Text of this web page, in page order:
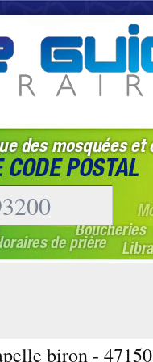
biron - 47150